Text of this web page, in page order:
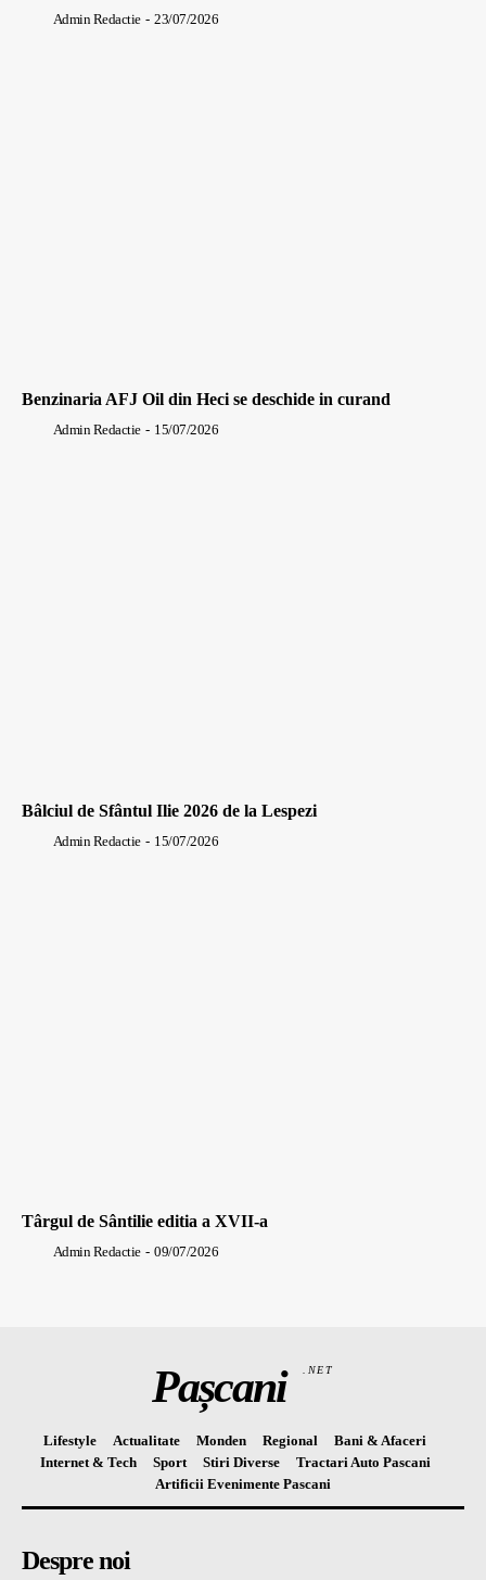
Admin Redactie - 23/07/2026
Benzinaria AFJ Oil din Heci se deschide in curand
Admin Redactie - 15/07/2026
Bâlciul de Sfântul Ilie 2026 de la Lespezi
Admin Redactie - 15/07/2026
Târgul de Sântilie editia a XVII-a
Admin Redactie - 09/07/2026
Pașcani .NET
Lifestyle Actualitate Monden Regional
Bani & Afaceri
Internet & Tech
Sport Stiri Diverse
Tractari Auto Pascani
Artificii Evenimente Pascani
Despre noi